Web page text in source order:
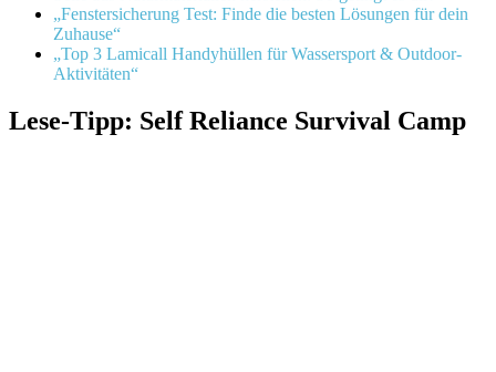
„Fenstersicherung Test: Finde die besten Lösungen für dein
Zuhause“
„Top 3 Lamicall Handyhüllen für Wassersport & Outdoor-
Aktivitäten“
Lese-Tipp: Self Reliance Survival Camp